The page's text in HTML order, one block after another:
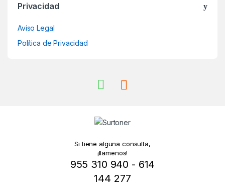
Privacidad
Aviso Legal
Política de Privacidad
Si tiene alguna consulta,
¡llamenos!
955 310 940 - 614
144 277